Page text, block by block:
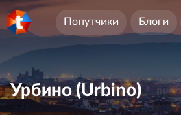
Попутчики Блоги
Урбино (Urbino)